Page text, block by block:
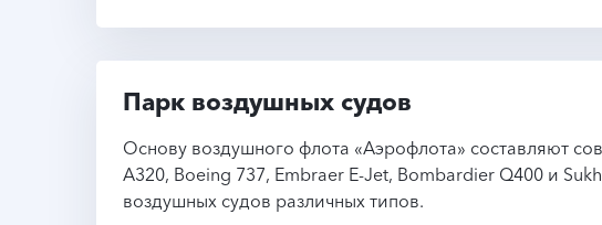
Парк воздушных судов
Основу воздушного флота «Аэрофлота» составляют
A320, Boeing 737, Embraer E-Jet, Bombardier Q400 и
воздушных судов различных типов.